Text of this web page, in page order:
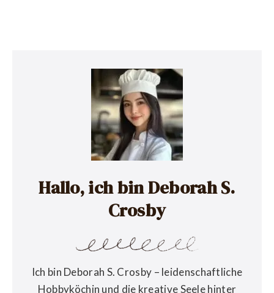
Hallo, ich bin Deborah S.
Crosby
Ich bin Deborah S. Crosby – leidenschaftliche
Hobbyköchin und die kreative Seele hinter